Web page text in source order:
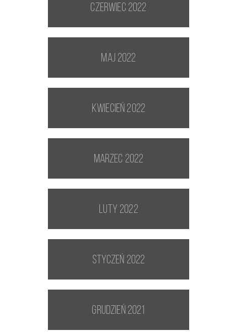
czerwiec 2022
maj 2022
kwiecień 2022
marzec 2022
luty 2022
styczeń 2022
grudzień 2021